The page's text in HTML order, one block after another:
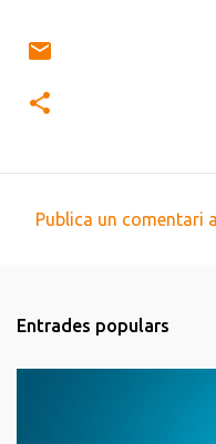
e
n
Publica un comentari
Entrades populars